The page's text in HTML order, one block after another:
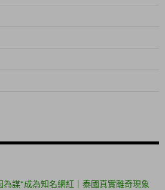
謀*成為知名網紅｜泰國真實離奇現象